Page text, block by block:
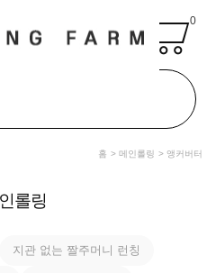
0
홈 메인롤링 앵커버터
롤링
지관 없는 짤주머니 런칭